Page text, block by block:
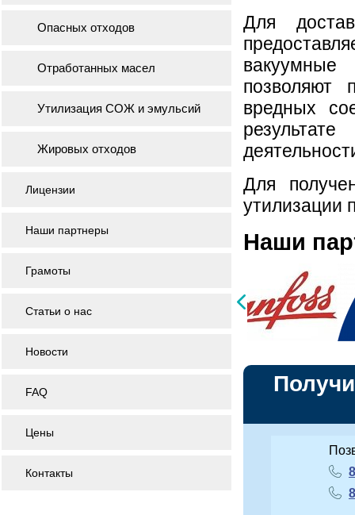
Для
позволяют
вредных
Для
утилизации
Наши
Опасных отходов
Отработанных масел
Утилизация СОЖ и эмульсий
Жировых отходов
Лицензии
Наши партнеры
Грамоты
Статьи о нас
Новости
FAQ
Цены
Контакты